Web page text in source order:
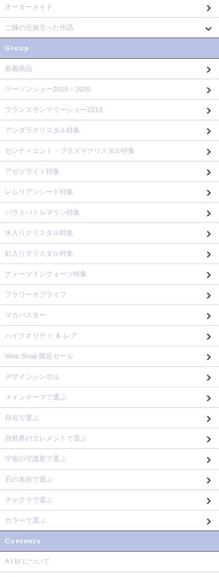
オーダーメイド
ご縁の元旅立った作品
Group
新着商品
ツーソンショー2018～2020
フランスサンマリーショー2018
アンダラクリスタル特集
センティエント・プラズマクリスタル特集
アゼツライト特集
レムリアンシード特集
パライバトルマリン特集
水入りクリスタル特集
虹入りクリスタル特集
クォーツインクォーツ特集
フラワーオブライフ
マカバスター
ハイクオリティ ＆ レア
Web Shop 限定セール
デザインシンボル
メインテーマで選ぶ
存在で選ぶ
自然界のエレメントで選ぶ
宇宙の守護星で選ぶ
石の名前で選ぶ
チャクラで選ぶ
カラーで選ぶ
Contents
A I M について